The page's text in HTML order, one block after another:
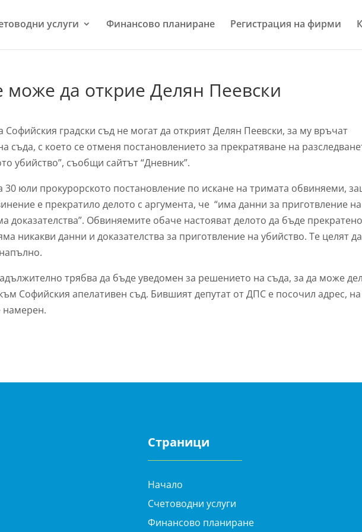
услуги Финансово планиране Регистрация на фирми
може да открие Делян Пеевски
Софийския градски съд не могат да открият Делян Пеевски, за му връчат
съда, с което се отменя постановлението за прекратяване на
убийство”, съобщи сайтът “Дневник”.
30 юли прокурорското постановление по искане на тримата обвиняеми,
е прекратило делото с аргумента, че “има данни за приготвление на
доказателства”. Обвиняемите обаче настояват делото да бъде
никакви данни и доказателства за приготвление на убийство. Те целят
трябва да бъде уведомен за решението на съда, за да може
Софийския апелативен съд. Бившият депутат от ДПС е посочил адрес,
Страници
Начало
Счетоводни услуги
Финансово планиране